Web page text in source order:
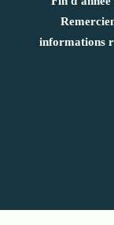
informations